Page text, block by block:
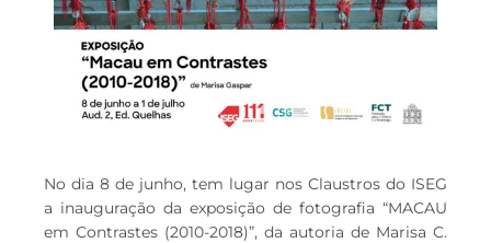
No dia 8 de junho, tem lugar nos Claustros do ISEG
a inauguração da exposição de fotografia “MACAU
em Contrastes (2010-2018)”, da autoria de Marisa C.